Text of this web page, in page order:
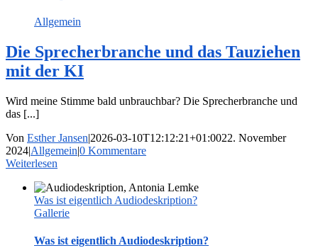
Allgemein
Die Sprecherbranche und das Tauziehen
mit der KI
Wird meine Stimme bald unbrauchbar? Die Sprecherbranche und
das [...]
Von Esther Jansen|2026-03-10T12:12:21+01:0022. November
2024|Allgemein|0 Kommentare
Weiterlesen
Was ist eigentlich Audiodeskription?
Gallerie
Was ist eigentlich Audiodeskription?